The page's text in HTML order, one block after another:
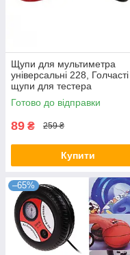
Щупи для мультиметра
універсальні 228, Голчасті
щупи для тестера
Готово до відправки
89 ₴ 259 ₴
Купити
–65%